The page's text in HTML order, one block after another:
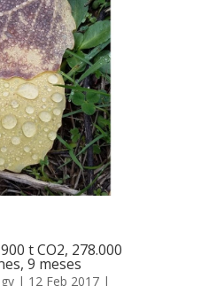
t CO2, 278.000
9 meses
| 12 Feb 2017 |